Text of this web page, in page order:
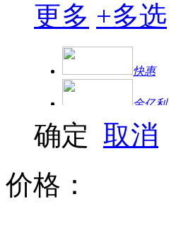
更多 +多选
快惠
金亿利
方正
确定 取消
价格：